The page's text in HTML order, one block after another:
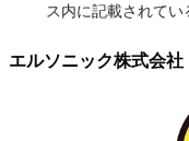
ス内に記載されてい
エルソニック株式会社